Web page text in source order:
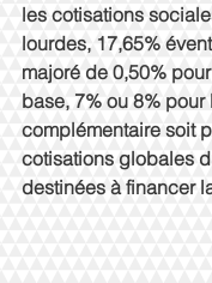
les cotisations
lourdes, 17,65%
majoré de 0,50%
base, 7% ou 8% pour
complémentaire soit
cotisations globales
destinées à financer